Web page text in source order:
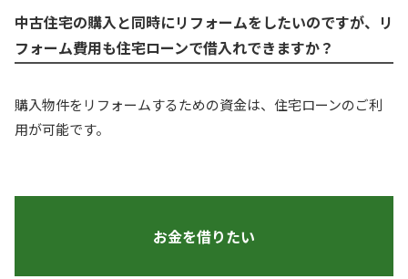
中古住宅の購入と同時にリフォームをしたいのですが、リ
フォーム費用も住宅ローンで借入れできますか？
購入物件をリフォームするための資金は、住宅ローンのご利
用が可能です。
お金を借りたい